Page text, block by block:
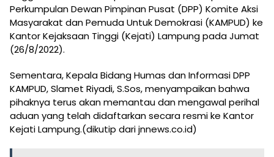
Perkumpulan Dewan Pimpinan Pusat (DPP) Komite Aksi
Masyarakat dan Pemuda Untuk Demokrasi (KAMPUD) ke
Kantor Kejaksaan Tinggi (Kejati) Lampung pada Jumat
(26/8/2022).
Sementara, Kepala Bidang Humas dan Informasi DPP
KAMPUD, Slamet Riyadi, S.Sos, menyampaikan bahwa
pihaknya terus akan memantau dan mengawal perihal
aduan yang telah didaftarkan secara resmi ke Kantor
Kejati Lampung.(dikutip dari jnnews.co.id)